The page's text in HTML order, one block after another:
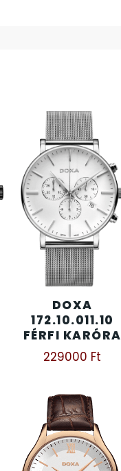
DOXA
172.10.011.10
FÉRFI KARÓRA
229000 Ft